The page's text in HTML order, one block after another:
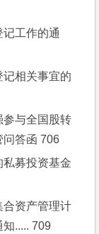
工作的通
相关事宜的
参与全国股转
问答函 706
募投资基金
合资产管理计
..... 709